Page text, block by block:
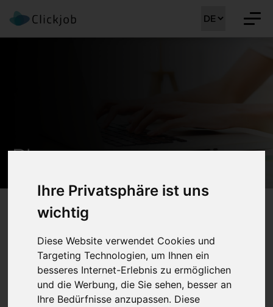
Ihre Privatsphäre ist uns
wichtig
Diese Website verwendet Cookies und
Targeting Technologien, um Ihnen ein
besseres Internet-Erlebnis zu ermöglichen
und die Werbung, die Sie sehen, besser an
Ihre Bedürfnisse anzupassen. Diese
Blog